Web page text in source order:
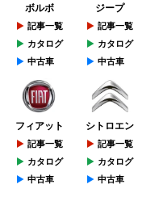
ボルボ
記事一覧
カタログ
中古車
ジープ
記事一覧
カタログ
中古車
フィアット
記事一覧
カタログ
中古車
シトロエン
記事一覧
カタログ
中古車